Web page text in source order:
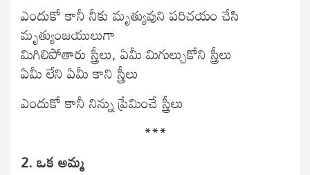
ఎందుకో కానీ నీకు మృత్యువుని పరిచయం చేసి
మృత్యుంజయులుగా
మిగిలిపోతారు స్త్రీలు, ఏమీ మిగుల్చుకోని స్త్రీలు
ఏమీ లేని ఏమీ కాని స్త్రీలు
ఎందుకో కానీ నిన్ను ప్రేమించే స్త్రీలు
***
2. ఒక అమ్మ